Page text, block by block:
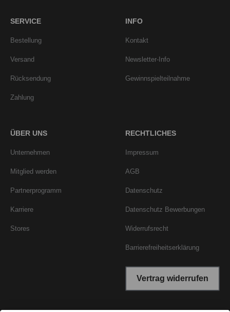
SERVICE
Bestellung
Versand
Rücksendung
Zahlung
INFO
Kontakt
Newsletter-Info
Gewinnspielteilnahme
ÜBER UNS
Unternehmen
Mitglied werden
Partnerprogramm
Karriere
Stores
RECHTLICHES
Impressum
AGB
Datenschutz
Datenschutz Bewerbungen
Widerrufsrecht
Barrierefreiheitserklärung
Vertrag widerrufen